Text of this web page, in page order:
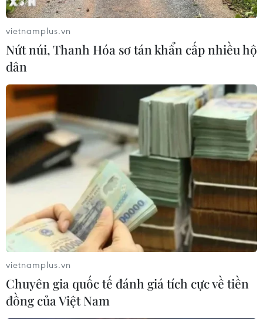
vietnamplus.vn
Nứt núi, Thanh Hóa sơ tán khẩn cấp nhiều hộ
dân
vietnamplus.vn
Chuyên gia quốc tế đánh giá tích cực về tiền
đồng của Việt Nam